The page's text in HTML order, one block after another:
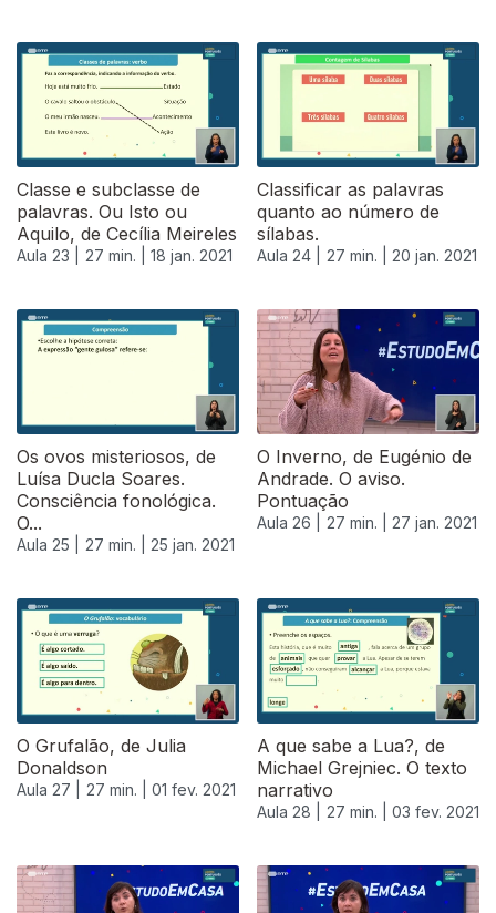
Classe e subclasse de
palavras. Ou Isto ou
Aquilo, de Cecília Meireles
Aula 23 | 27 min. | 18 jan. 2021
Classificar as palavras
quanto ao número de
sílabas.
Aula 24 | 27 min. | 20 jan. 2021
518991
Os ovos misteriosos, de
Luísa Ducla Soares.
Consciência fonológica.
O...
Aula 25 | 27 min. | 25 jan. 2021
O Inverno, de Eugénio de
Andrade. O aviso.
Pontuação
Aula 26 | 27 min. | 27 jan. 2021
O Grufalão, de Julia
Donaldson
Aula 27 | 27 min. | 01 fev. 2021
A que sabe a Lua?, de
Michael Grejniec. O texto
narrativo
Aula 28 | 27 min. | 03 fev. 2021